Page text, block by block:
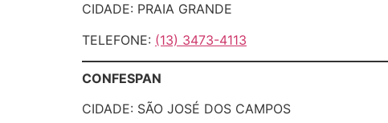
CIDADE: PRAIA GRANDE
TELEFONE: (13) 3473-4113
CONFESPAN
CIDADE: SÃO JOSÉ DOS CAMPOS